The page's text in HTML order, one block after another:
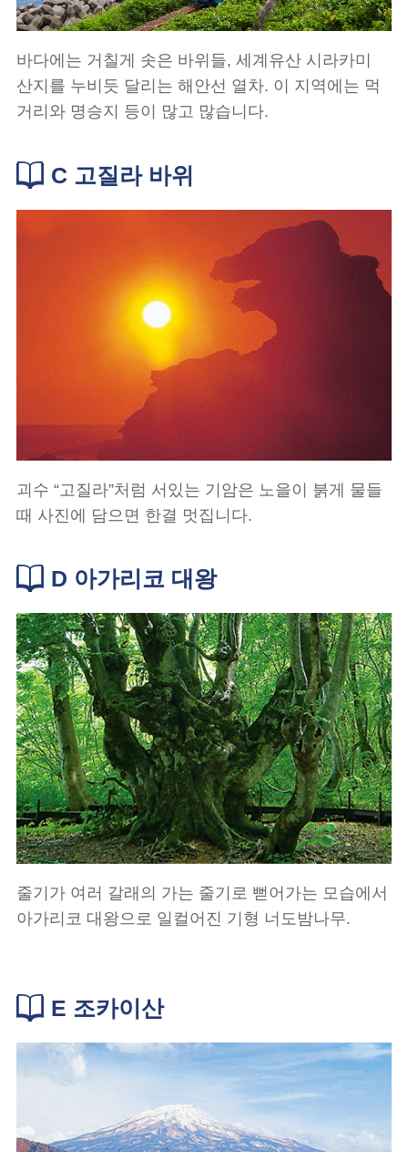
바다에는 거칠게 솟은 바위들, 세계유산 시라카미
산지를 누비듯 달리는 해안선 열차. 이 지역에는 먹
거리와 명승지 등이 많고 많습니다.
C 고질라 바위
괴수 “고질라”처럼 서있는 기암은 노을이 붉게 물들
때 사진에 담으면 한결 멋집니다.
D 아가리코 대왕
줄기가 여러 갈래의 가는 줄기로 뻗어가는 모습에서
아가리코 대왕으로 일컬어진 기형 너도밤나무.
E 조카이산